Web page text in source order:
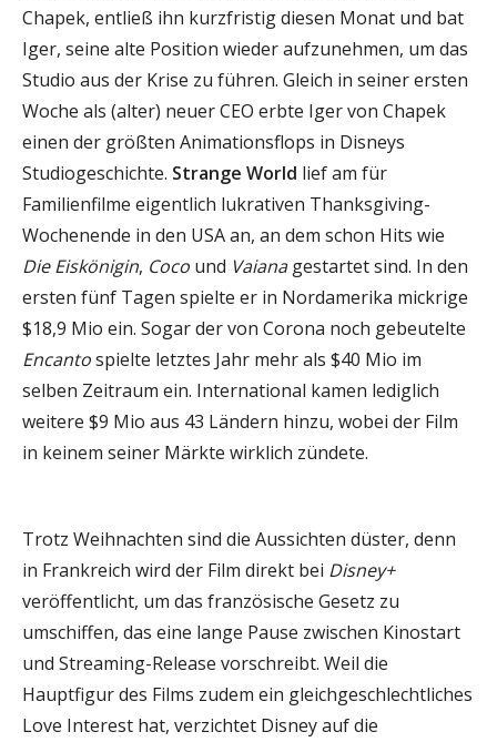
Chapek, entließ ihn kurzfristig diesen Monat und bat
Iger, seine alte Position wieder aufzunehmen, um das
Studio aus der Krise zu führen. Gleich in seiner ersten
Woche als (alter) neuer CEO erbte Iger von Chapek
einen der größten Animationsflops in Disneys
Studiogeschichte. Strange World lief am für
Familienfilme eigentlich lukrativen Thanksgiving-
Wochenende in den USA an, an dem schon Hits wie
Die Eiskönigin, Coco und Vaianagestartet sind. In den
ersten fünf Tagen spielte er in Nordamerika mickrige
$18,9 Mio ein. Sogar der von Corona noch gebeutelte
Encantospielte letztes Jahr mehr als $40 Mio im
selben Zeitraum ein. International kamen lediglich
weitere $9 Mio aus 43 Ländern hinzu, wobei der Film
in keinem seiner Märkte wirklich zündete.
Trotz Weihnachten sind die Aussichten düster, denn
in Frankreich wird der Film direkt bei Disney+
veröffentlicht, um das französische Gesetz zu
umschiffen, das eine lange Pause zwischen Kinostart
und Streaming-Release vorschreibt. Weil die
Hauptfigur des Films zudem ein gleichgeschlechtliches
Love Interest hat, verzichtet Disney auf die